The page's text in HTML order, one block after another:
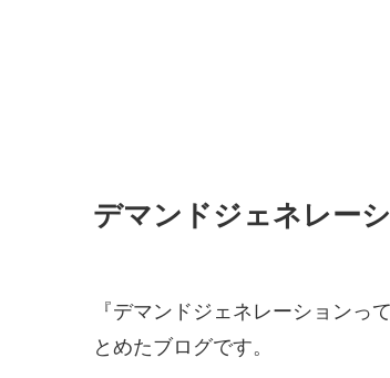
デマンドジェネレー
『デマンドジェネレーションっ
とめたブログです。